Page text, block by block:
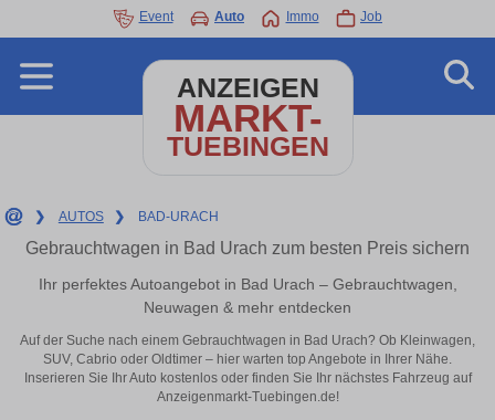
Event Auto Immo Job
ANZEIGEN
MARKT-
TUEBINGEN
❯ AUTOS ❯ BAD-URACH
Gebrauchtwagen in Bad Urach zum besten Preis sichern
Ihr perfektes Autoangebot in Bad Urach – Gebrauchtwagen,
Neuwagen & mehr entdecken
Auf der Suche nach einem Gebrauchtwagen in Bad Urach? Ob Kleinwagen,
SUV, Cabrio oder Oldtimer – hier warten top Angebote in Ihrer Nähe.
Inserieren Sie Ihr Auto kostenlos oder finden Sie Ihr nächstes Fahrzeug auf
Anzeigenmarkt-Tuebingen.de!